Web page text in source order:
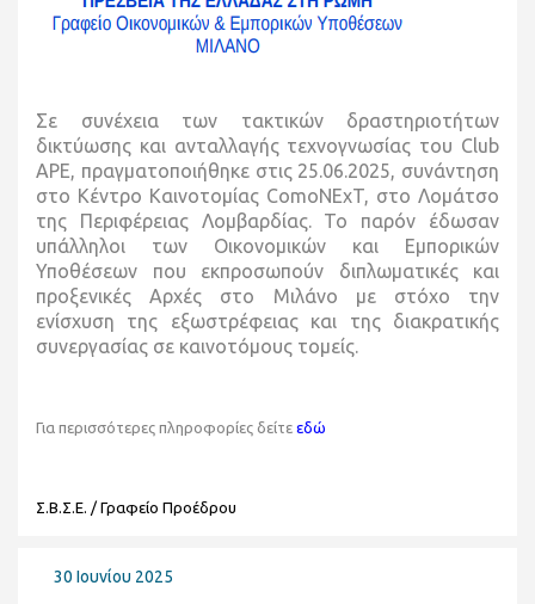
Σε συνέχεια των τακτικών δραστηριοτήτων
δικτύωσης και ανταλλαγής τεχνογνωσίας του Club
APE, πραγματοποιήθηκε στις 25.06.2025, συνάντηση
στο Κέντρο Καινοτομίας ComoNExT, στο Λομάτσο
της Περιφέρειας Λομβαρδίας. Το παρόν έδωσαν
υπάλληλοι των Οικονομικών και Εμπορικών
Υποθέσεων που εκπροσωπούν διπλωματικές και
προξενικές Αρχές στο Μιλάνο με στόχο την
ενίσχυση της εξωστρέφειας και της διακρατικής
συνεργασίας σε καινοτόμους τομείς.
Για περισσότερες πληροφορίες δείτε εδώ
Σ.Β.Σ.Ε. / Γραφείο Προέδρου
30 Ιουνίου 2025